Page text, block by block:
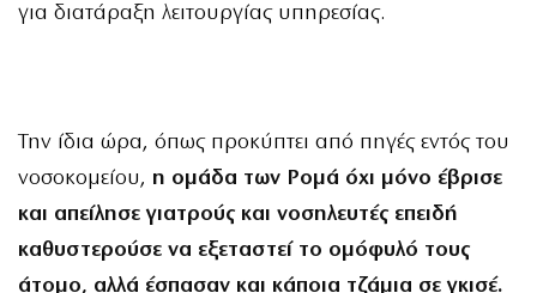
για διατάραξη λειτουργίας υπηρεσίας.
Την ίδια ώρα, όπως προκύπτει από πηγές εντός του
νοσοκομείου, η ομάδα των Ρομά όχι μόνο έβρισε
και απείλησε γιατρούς και νοσηλευτές επειδή
καθυστερούσε να εξεταστεί το ομόφυλό τους
άτομο, αλλά έσπασαν και κάποια τζάμια σε γκισέ.